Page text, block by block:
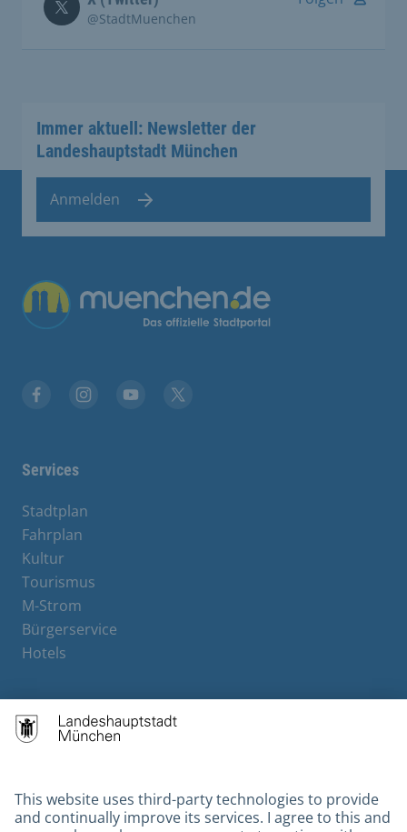
@StadtMuenchen
Immer aktuell: Newsletter der
Landeshauptstadt München
Anmelden
Übergreifende Links
Services
Stadtplan
Fahrplan
Kultur
Tourismus
M-Strom
Bürgerservice
Hotels
Contact
Gebärdensprache